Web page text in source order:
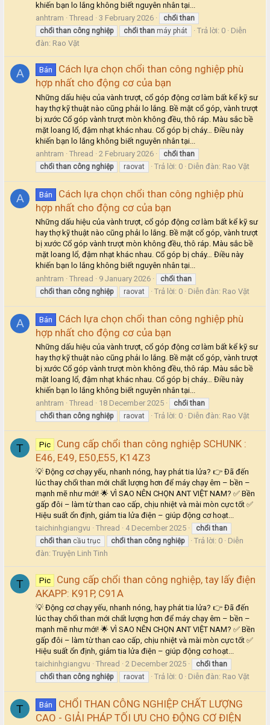
khiến bạn lo lắng không biết nguyên nhân tại...
anhtram
Thread 3 February 2026 chổi than
chổi than công nghiệp chổi than máy phát Trả lời: 0
Diễn
đàn: Rao Vặt
A Bán
Cách lựa chọn chổi than công nghiệp phù
hợp nhất cho động cơ của bạn
Những dấu hiệu của vành trượt, cổ góp động cơ làm bất kể kỹ sư
hay thợ kỹ thuật nào cũng phải lo lắng. Bề mặt cổ góp, vành trượt
bị xước Cổ góp vành trượt mòn không đều, thô ráp. Màu sắc bề
mặt loang lổ, đậm nhạt khác nhau. Cổ góp bị cháy… Điều này
khiến bạn lo lắng không biết nguyên nhân tại...
anhtram
Thread 2 February 2026 chổi than
chổi than công nghiệp raovat Trả lời: 0 Diễn đàn: Rao Vặt
A Bán
Cách lựa chọn chổi than công nghiệp phù
hợp nhất cho động cơ của bạn
Những dấu hiệu của vành trượt, cổ góp động cơ làm bất kể kỹ sư
hay thợ kỹ thuật nào cũng phải lo lắng. Bề mặt cổ góp, vành trượt
bị xước Cổ góp vành trượt mòn không đều, thô ráp. Màu sắc bề
mặt loang lổ, đậm nhạt khác nhau. Cổ góp bị cháy… Điều này
khiến bạn lo lắng không biết nguyên nhân tại...
anhtram
Thread 9 January 2026 chổi than
chổi than công nghiệp raovat Trả lời: 0 Diễn đàn: Rao Vặt
A Bán
Cách lựa chọn chổi than công nghiệp phù
hợp nhất cho động cơ của bạn
Những dấu hiệu của vành trượt, cổ góp động cơ làm bất kể kỹ sư
hay thợ kỹ thuật nào cũng phải lo lắng. Bề mặt cổ góp, vành trượt
bị xước Cổ góp vành trượt mòn không đều, thô ráp. Màu sắc bề
mặt loang lổ, đậm nhạt khác nhau. Cổ góp bị cháy… Điều này
khiến bạn lo lắng không biết nguyên nhân tại...
anhtram
Thread 18 December 2025 chổi than
chổi than công nghiệp raovat Trả lời: 0 Diễn đàn: Rao Vặt
T Pic
Cung cấp chổi than công nghiệp SCHUNK :
E46, E49, E50,E55, K14Z3
💡 Động cơ chạy yếu, nhanh nóng, hay phát tia lửa? 👉 Đã đến
lúc thay chổi than mới chất lượng hơn để máy chạy êm – bền –
mạnh mẽ như mới! 🌟 VÌ SAO NÊN CHỌN ANT VIỆT NAM? ✅ Bền
gấp đôi – làm từ than cao cấp, chịu nhiệt và mài mòn cực tốt ✅
Hiệu suất ổn định, giảm tia lửa điện – giúp động cơ hoạt...
taichinhgiangvu
Thread 4 December 2025 chổi than
chổi than cầu trục chổi than công nghiệp Trả lời: 0
Diễn
đàn: Truyện Linh Tinh
T Pic
Cung cấp chổi than công nghiệp, tay lấy điện
AKAPP: K91P, C91A
💡 Động cơ chạy yếu, nhanh nóng, hay phát tia lửa? 👉 Đã đến
lúc thay chổi than mới chất lượng hơn để máy chạy êm – bền –
mạnh mẽ như mới! 🌟 VÌ SAO NÊN CHỌN ANT VIỆT NAM? ✅ Bền
gấp đôi – làm từ than cao cấp, chịu nhiệt và mài mòn cực tốt ✅
Hiệu suất ổn định, giảm tia lửa điện – giúp động cơ hoạt...
taichinhgiangvu
Thread 2 December 2025 chổi than
chổi than công nghiệp raovat Trả lời: 0 Diễn đàn: Rao Vặt
T Bán
CHỔI THAN CÔNG NGHIỆP CHẤT LƯỢNG
CAO - GIẢI PHÁP TỐI ƯU CHO ĐỘNG CƠ ĐIỆN